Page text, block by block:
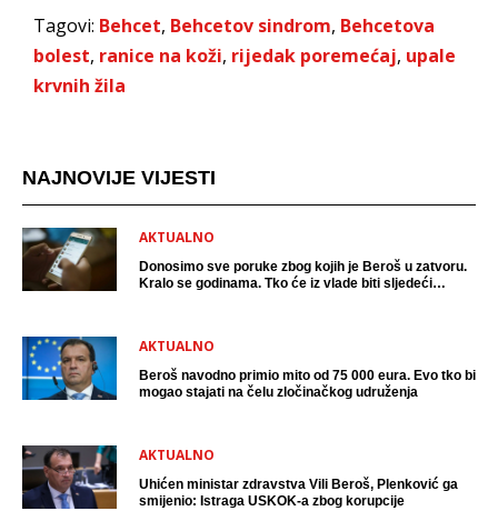
Tagovi: Behcet, Behcetov sindrom, Behcetova
bolest, ranice na koži, rijedak poremećaj, upale
krvnih žila
NAJNOVIJE VIJESTI
AKTUALNO
Donosimo sve poruke zbog kojih je Beroš u zatvoru.
Kralo se godinama. Tko će iz vlade biti sljedeći
AKTUALNO
Beroš navodno primio mito od 75 000 eura. Evo tko bi
mogao stajati na čelu zločinačkog udruženja
AKTUALNO
Uhićen ministar zdravstva Vili Beroš, Plenković ga
smijenio: Istraga USKOK-a zbog korupcije